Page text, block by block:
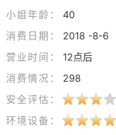
小姐年龄：
40
消费日期：
2018 -8-6
营业时间：
12点后
消费情况：
298
安全评估：
环境设备：